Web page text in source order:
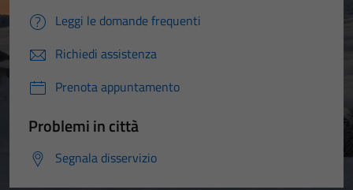
Leggi le domande frequenti
Richiedi assistenza
Prenota appuntamento
Problemi in città
Segnala disservizio